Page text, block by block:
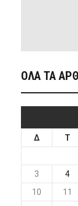
ΟΛΑ ΤΑ
Δ
Τ
3
4
10
11